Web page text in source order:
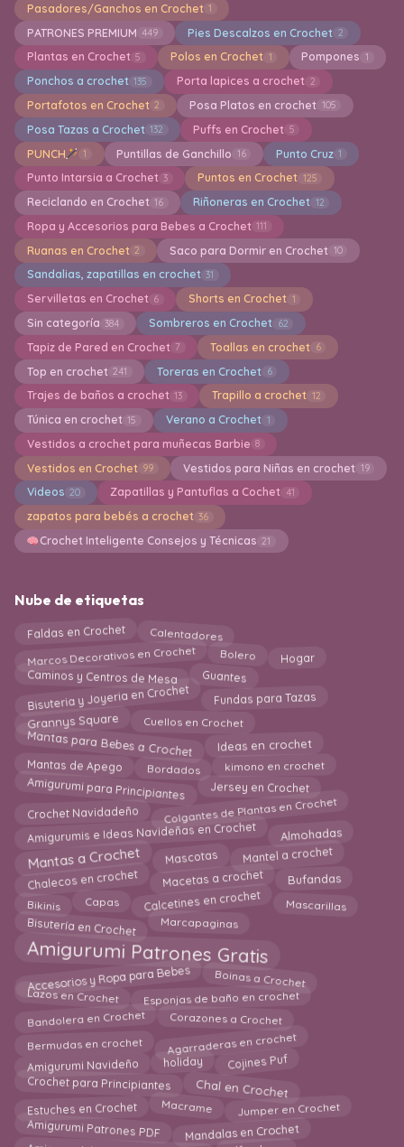
Pasadores/Ganchos en Crochet 1
PATRONES PREMIUM 449 Pies Descalzos en Crochet 2
Plantas en Crochet 5 Polos en Crochet 1 Pompones 1
Ponchos a crochet 135 Porta lapices a crochet 2
Portafotos en Crochet 2 Posa Platos en crochet 105
Posa Tazas a Crochet 132 Puffs en Crochet 5
PUNCH 1 Puntillas de Ganchillo 16 Punto Cruz 1
Punto Intarsia a Crochet 3 Puntos en Crochet 125
Reciclando en Crochet 16 Riñoneras en Crochet 12
Ropa y Accesorios para Bebes a Crochet 111
Ruanas en Crochet 2 Saco para Dormir en Crochet 10
Sandalias, zapatillas en crochet 31
Servilletas en Crochet 6 Shorts en Crochet 1
Sin categoría 384 Sombreros en Crochet 62
Tapiz de Pared en Crochet 7 Toallas en crochet 6
Top en crochet 241 Toreras en Crochet 6
Trajes de baños a crochet 13 Trapillo a crochet 12
Túnica en crochet 15 Verano a Crochet 1
Vestidos a crochet para muñecas Barbie 8
Vestidos en Crochet 99 Vestidos para Niñas en crochet 19
Videos 20 Zapatillas y Pantuflas a Cochet 41
zapatos para bebés a crochet 36
Crochet Inteligente Consejos y Técnicas 21
Nube de etiquetas
Faldas en Crochet Calentadores
Marcos Decorativos en Crochet Bolero Hogar
Caminos y Centros de Mesa Guantes
Bisuteria y Joyeria en Crochet Fundas para Tazas
Grannys Square Cuellos en Crochet
Mantas para Bebes a Crochet Ideas en crochet
Mantas de Apego Bordados kimono en crochet
Amigurumi para Principiantes Jersey en Crochet
Crochet Navidadeño Colgantes de Plantas en Crochet
Amigurumis e Ideas Navideñas en Crochet Almohadas
Mantas a Crochet Mascotas Mantel a crochet
Chalecos en crochet Macetas a crochet Bufandas
Bikinis Capas Calcetines en crochet Mascarillas
Bisutería en Crochet Marcapaginas
Amigurumi Patrones Gratis
Accesorios y Ropa para Bebes Boinas a Crochet
Lazos en Crochet Esponjas de baño en crochet
Bandolera en Crochet Corazones a Crochet
Bermudas en crochet Agarraderas en crochet
Amigurumi Navideño holiday Cojines Puf
Crochet para Principiantes Chal en Crochet
Estuches en Crochet Macrame Jumper en Crochet
Amigurumi Patrones PDF Mandalas en Crochet